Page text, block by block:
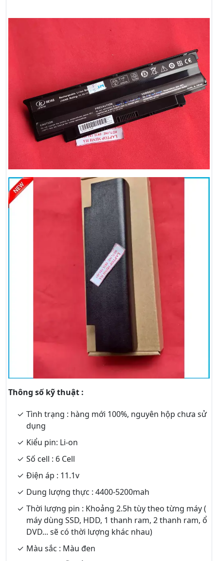
Thông số kỹ thuật :
Tình trạng : hàng mới 100%, nguyên hộp chưa sử
dụng
Kiểu pin: Li-on
Số cell : 6 Cell
Điện áp : 11.1v
Dung lượng thực : 4400-5200mah
Thời lượng pin : Khoảng 2.5h tùy theo từng máy (
máy dùng SSD, HDD, 1 thanh ram, 2 thanh ram, ổ
DVD... sẽ có thời lượng khác nhau)
Màu sắc : Màu đen